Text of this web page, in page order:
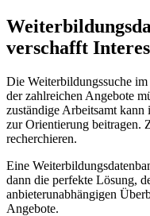
verschafft
Die Weiterbildungssuche
der zahlreichen Angebote
zuständige Arbeitsamt
zur Orientierung beitragen.
recherchieren.
Eine
dann die perfekte Lösung,
anbieterunabhängigen
Angebote.